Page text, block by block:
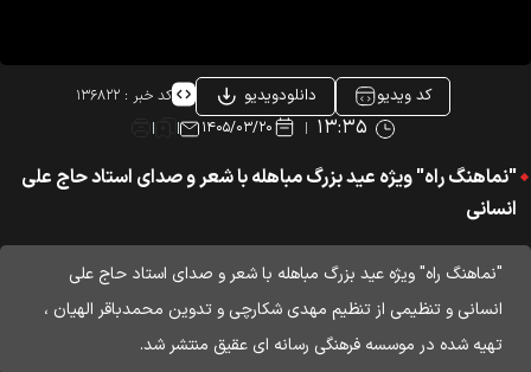
کد ویدیو دانلودویدیو کد خبر : ۱۳۶۸۲۲
۱۳:۳۵ ۱۴۰۵/۰۳/۲۰
"نماهنگ راه" ویژه عید بزرگ مباهله با شعر و صدای استاد حاج علی
انسانی
"نماهنگ راه" ویژه عید بزرگ مباهله با شعر و صدای استاد حاج علی
انسانی و تنظیمی از تنظیم مهدی شکارچی و تدوین محمدباقر الهیان ،
تهیه شده در موسسه فرهنگی رسانه ای عقیق منتشر شد.